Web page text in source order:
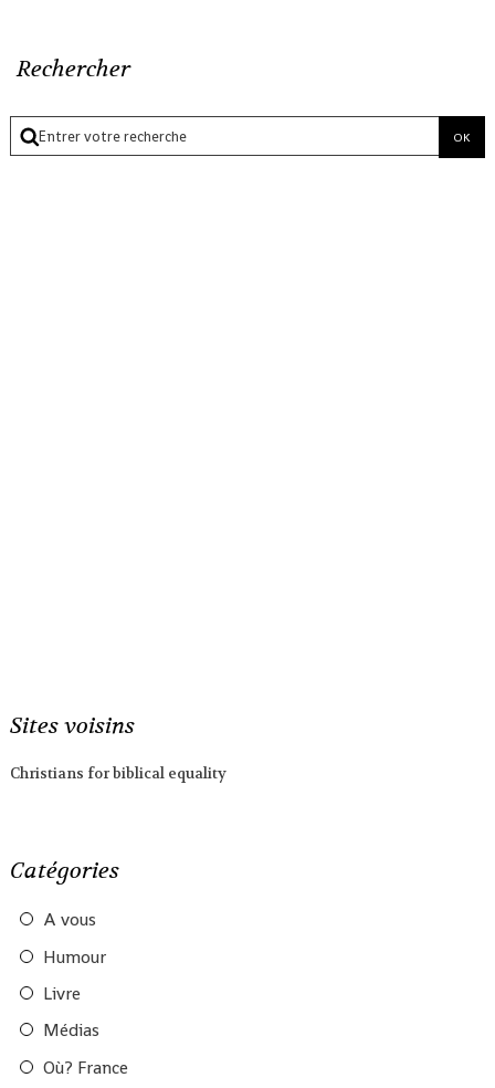
Rechercher
Sites voisins
Christians for biblical equality
Catégories
A vous
Humour
Livre
Médias
Où? France